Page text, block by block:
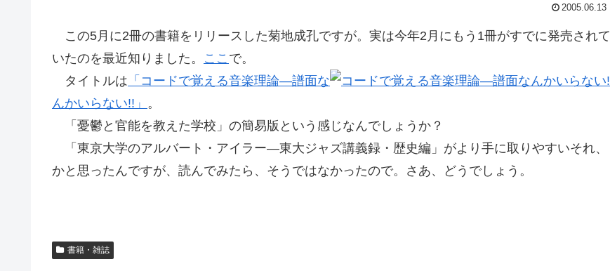
2005.06.13
この5月に2冊の書籍をリリースした菊地成孔ですが。実は今年2月にもう1冊がすでに発売されて
いたのを最近知りました。 ここ で。
タイトルは 「コードで覚える音楽理論―譜面な
んかいらない!!」 。
「憂鬱と官能を教えた学校」の簡易版という感じなんでしょうか？
「東京大学のアルバート・アイラー―東大ジャズ講義録・歴史編」がより手に取りやすいそれ、
かと思ったんですが、読んでみたら、そうではなかったので。さあ、どうでしょう。
書籍・雑誌